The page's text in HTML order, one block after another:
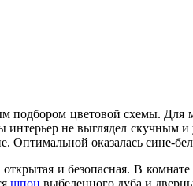
подбором цветовой схемы.
не выглядел скучным
Оптимальной оказалась сине-
и безопасная. В
шпон выбеленного дуба и